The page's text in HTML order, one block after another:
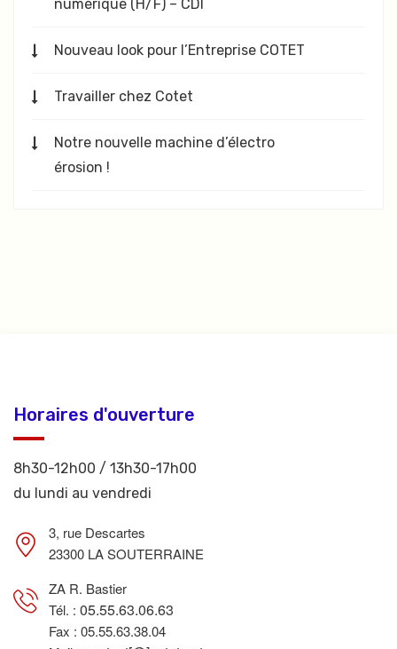
numérique (H/F) – CDI
Nouveau look pour l’Entreprise COTET
Travailler chez Cotet
Notre nouvelle machine d’électro
érosion !
Horaires d'ouverture
8h30-12h00 / 13h30-17h00
du lundi au vendredi
3, rue Descartes
23300 LA SOUTERRAINE
ZA R. Bastier
Tél. : 05.55.63.06.63
Fax : 05.55.63.38.04